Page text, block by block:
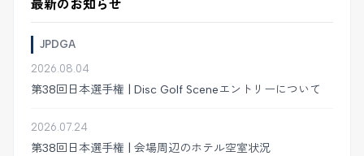
最新のお知らせ
JPDGA
2026.08.04
第38回日本選手権 | Disc Golf Sceneエントリーについて
2026.07.24
第38回日本選手権 | 会場周辺のホテル空室状況